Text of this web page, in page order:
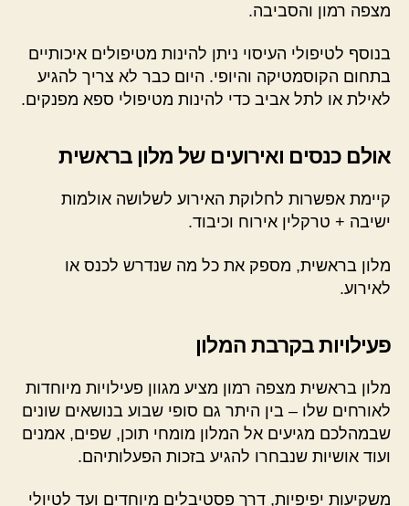
מצפה רמון והסביבה.
בנוסף לטיפולי העיסוי ניתן להינות מטיפולים איכותיים
בתחום הקוסמטיקה והיופי. היום כבר לא צריך להגיע
לאילת או לתל אביב כדי להינות מטיפולי ספא מפנקים.
אולם כנסים ואירועים של מלון בראשית
קיימת אפשרות לחלוקת האירוע לשלושה אולמות
ישיבה + טרקלין אירוח וכיבוד.
מלון בראשית, מספק את כל מה שנדרש לכנס או
לאירוע.
פעילויות בקרבת המלון
מלון בראשית מצפה רמון מציע מגוון פעילויות מיוחדות
לאורחים שלו – בין היתר גם סופי שבוע בנושאים שונים
שבמהלכם מגיעים אל המלון מומחי תוכן, שפים, אמנים
ועוד אושיות שנבחרו להגיע בזכות הפעלותיהם.
משקיעות יפיפיות, דרך פסטיבלים מיוחדים ועד לטיולי